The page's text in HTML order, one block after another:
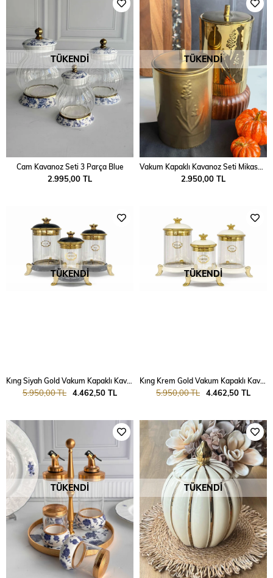
TÜKENDI
Cam Kavanoz Seti 3 Parça Blue
2.995,00 TL
TÜKENDI
2.950,00 TL
TÜKENDI
Kıng Siyah Gold Vakum Kapaklı Kavanoz Seti 3 'Lü
4.462,50 TL
5.950,00 TL
TÜKENDI
Kıng Krem Gold Vakum Kapaklı Kavanoz Seti 3 'Lü
4.462,50 TL
5.950,00 TL
TÜKENDI TÜKENDI